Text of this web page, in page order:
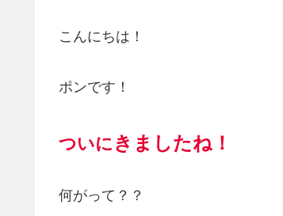
こんにちは！
ポンです！
ついに きましたね ！
何がって？？